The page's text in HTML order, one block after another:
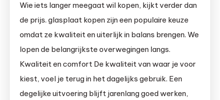
Wie iets langer meegaat wil kopen, kijkt verder dan
de prijs. glasplaat kopen zijn een populaire keuze
omdat ze kwaliteit en uiterlijk in balans brengen. We
lopen de belangrijkste overwegingen langs.
Kwaliteit en comfort De kwaliteit van waar je voor
kiest, voel je terug in het dagelijks gebruik. Een
degelijke uitvoering blijft jarenlang goed werken,